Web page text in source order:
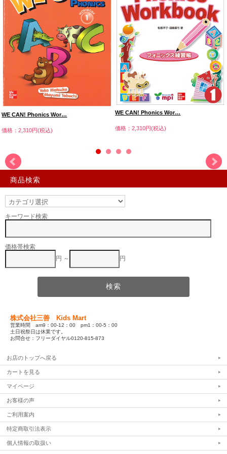
WE CAN! Phonics Wor…
価格：2,310円(税込)
WE CAN! Phonics Wor…
価格：2,310円(税込)
商品検索
キーワード検索
価格帯検索
円 ～
円
株式会社三善 Kids Mart
営業時間 am9：00-12：00 pm1：00-5：00
土日祝祭日は休業です。
お問合せ：フリーダイヤル0120-815-873
お店のトップへ戻る
カートを見る
マイページ
お客様の声
ご利用案内
特定商取引法表示
個人情報の取扱い